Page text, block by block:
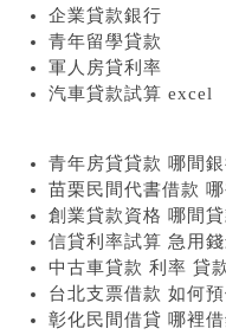
企業貸款銀行
青年留學貸款
軍人房貸利率
汽車貸款試算 excel
青年房貸貸款 哪間
苗栗民間代書借款
創業貸款資格 哪間
信貸利率試算 急用
中古車貸款 利率 貸
台北支票借款 如何
彰化民間借貸 哪裡